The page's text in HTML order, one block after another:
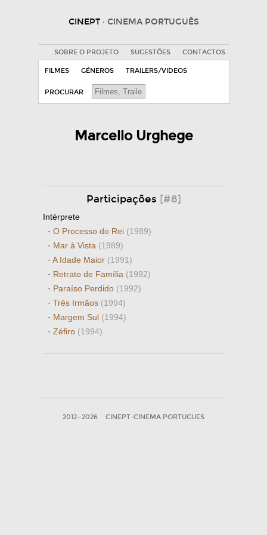
CINEPT · CINEMA PORTUGUÊS
SOBRE O PROJETO SUGESTÕES CONTACTOS
FILMES GÉNEROS TRAILERS/VIDEOS
PROCURAR
Marcello Urghege
Participações [#8]
Intérprete
· O Processo do Rei (1989)
· Mar à Vista (1989)
· A Idade Maior (1991)
· Retrato de Família (1992)
· Paraíso Perdido (1992)
· Três Irmãos (1994)
· Margem Sul (1994)
· Zéfiro (1994)
2012—2026 CINEPT-CINEMA PORTUGUES